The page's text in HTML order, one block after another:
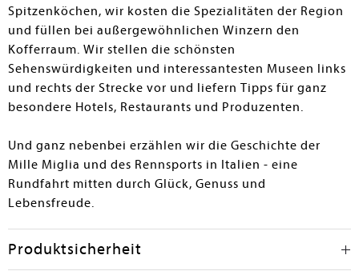
Spitzenköchen, wir kosten die Spezialitäten der Region
und füllen bei außergewöhnlichen Winzern den
Kofferraum. Wir stellen die schönsten
Sehenswürdigkeiten und interessantesten Museen links
und rechts der Strecke vor und liefern Tipps für ganz
besondere Hotels, Restaurants und Produzenten.
Und ganz nebenbei erzählen wir die Geschichte der
Mille Miglia und des Rennsports in Italien - eine
Rundfahrt mitten durch Glück, Genuss und
Lebensfreude.
Produktsicherheit